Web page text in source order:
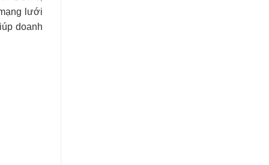
lưới
doanh